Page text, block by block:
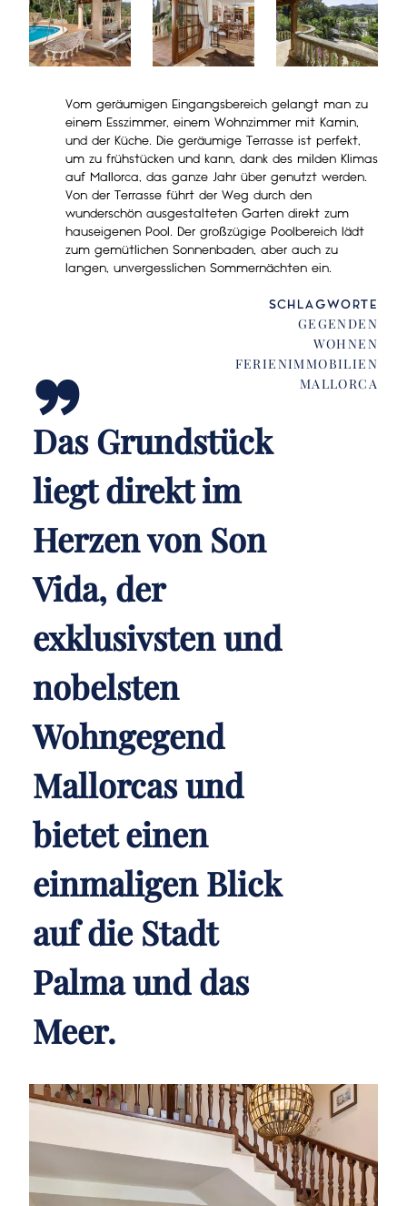
Vom geräumigen Eingangsbereich gelangt man zu
einem Esszimmer, einem Wohnzimmer mit Kamin,
und der Küche. Die geräumige Terrasse ist perfekt,
um zu frühstücken und kann, dank des milden Klimas
auf Mallorca, das ganze Jahr über genutzt werden.
Von der Terrasse führt der Weg durch den
wunderschön ausgestalteten Garten direkt zum
hauseigenen Pool. Der großzügige Poolbereich lädt
zum gemütlichen Sonnenbaden, aber auch zu
langen, unvergesslichen Sommernächten ein.
SCHLAGWORTE
GEGENDEN
WOHNEN
FERIENIMMOBILIEN
MALLORCA
„
Das Grundstück
liegt direkt im
Herzen von Son
Vida, der
exklusivsten und
nobelsten
Wohngegend
Mallorcas und
bietet einen
einmaligen Blick
auf die Stadt
Palma und das
Meer.